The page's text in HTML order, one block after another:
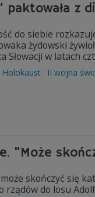
z
do siebie
żydowski
w latach
Holokaust II wojna
"Może
skończyć się
rządów do losu